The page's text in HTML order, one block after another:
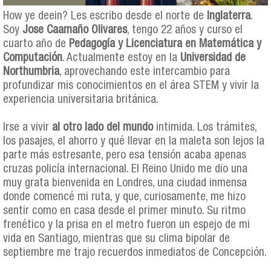
How ye deein? Les escribo desde el norte de Inglaterra.
Soy Jose Caamaño Olivares, tengo 22 años y curso el
cuarto año de Pedagogía y Licenciatura en Matemática y
Computación. Actualmente estoy en la Universidad de
Northumbria, aprovechando este intercambio para
profundizar mis conocimientos en el área STEM y vivir la
experiencia universitaria británica.
Irse a vivir al otro lado del mundointimida. Los trámites,
los pasajes, el ahorro y qué llevar en la maleta son lejos la
parte más estresante, pero esa tensión acaba apenas
cruzas policía internacional. El Reino Unido me dio una
muy grata bienvenida en Londres, una ciudad inmensa
donde comencé mi ruta, y que, curiosamente, me hizo
sentir como en casa desde el primer minuto. Su ritmo
frenético y la prisa en el metro fueron un espejo de mi
vida en Santiago, mientras que su clima bipolar de
septiembre me trajo recuerdos inmediatos de Concepción.